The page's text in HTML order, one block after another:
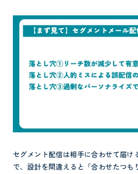
セグメント配信は相手に合わせて届
で、設計を間違えると「合わせたつ